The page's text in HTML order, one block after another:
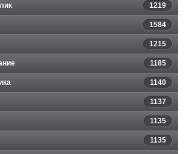
1219
1584
1215
1185
1140
1137
1135
1135